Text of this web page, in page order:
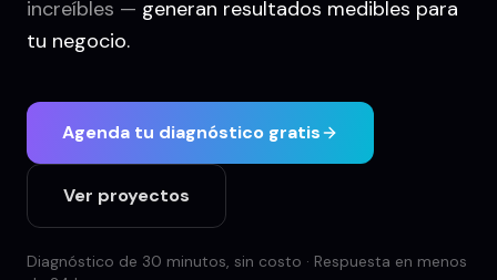
increíbles — generan resultados medibles para
tu negocio.
Agenda tu diagnóstico gratis
Ver proyectos
Diagnóstico de 30 minutos, sin costo · Respuesta en menos